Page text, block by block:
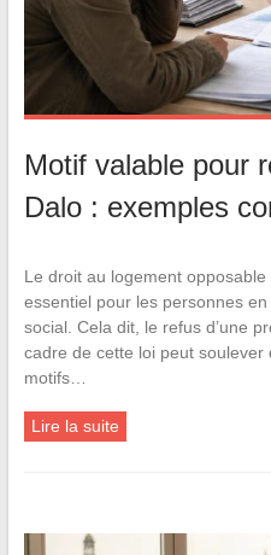
Motif valable pour
Dalo : exemples
Le droit au logement
essentiel pour les personnes
social. Cela dit, le refus d’une
cadre de cette loi peut
motifs…
Lire la suite